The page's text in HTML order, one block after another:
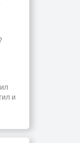
и